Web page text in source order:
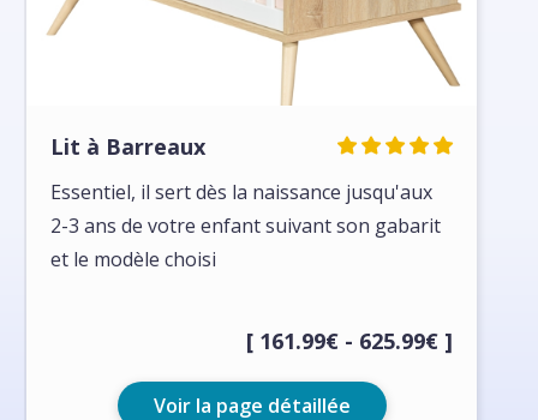
Lit à Barreaux
Essentiel, il sert dès la naissance jusqu'aux
2-3 ans de votre enfant suivant son gabarit
et le modèle choisi
[ 161.99€ - 625.99€ ]
Voir la page détaillée